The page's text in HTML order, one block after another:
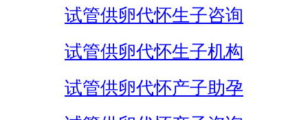
试管供卵代怀生子咨询
试管供卵代怀生子机构
试管供卵代怀产子助孕